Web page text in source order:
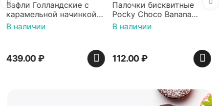
Палочки бисквитные
Pocky Choco Banana
25гр
В наличии
112.00 ₽